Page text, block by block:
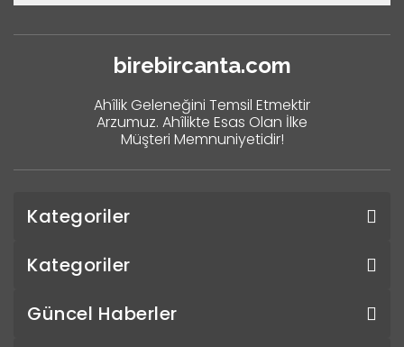
birebircanta.com
Ahîlik Geleneğini Temsil Etmektir
Arzumuz. Ahîlikte Esas Olan İlke
Müşteri Memnuniyetidir!
Kategoriler
Kategoriler
Güncel Haberler